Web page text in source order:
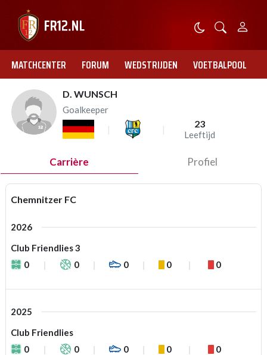
MATCHCENTER FORUM WEDSTRIJDEN VOETBALPOOL
D. WUNSCH
Goalkeeper
23
Leeftijd
Carrière Profiel
Chemnitzer FC
2026
Club Friendlies 3
0
0 0 0 0
2025
Club Friendlies
0
0 0 0 0